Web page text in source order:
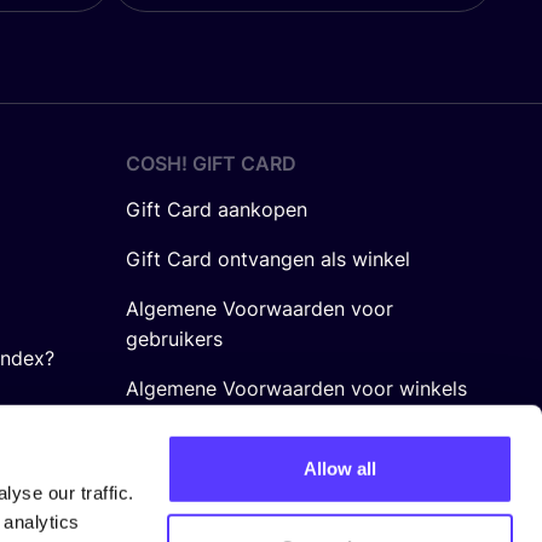
our traffic.
Allow all
COSH! GIFT CARD
Gift Card aankopen
Gift Card ontvangen als winkel
Algemene Voorwaarden voor
gebruikers
Algemene Voorwaarden voor winkels